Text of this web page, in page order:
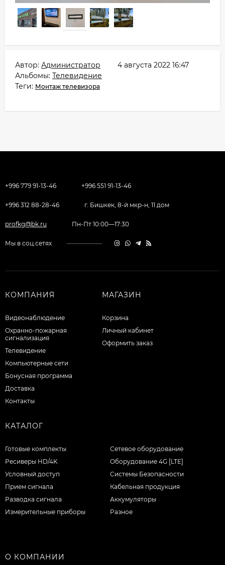
Автор: Администратор
4 августа 2022 16:47
Альбомы: Телевидение
Теги: Монтаж телевизора
+996 779 91-13-46 +996 551 91-13-46
+996 312 88-28-46 г. Бишкек, 8-й мкр-н, 11 дом
profkg@bk.ru Пн-Пт 10:00—17:30
Мы в соц.сетях
КОМПАНИЯ
Видеонаблюдение
Охранно-пожарная
сигнализация
Телевидение
Компьютерные сети
Бонусная программа
Доставка
Контакты
МАГАЗИН
Корзина
Личный кабинет
Оформить заказ
КАТАЛОГ
Готовые комплекты
Ресиверы HD/4K
Условный доступ
Прием сигнала
Разводка сигнала
Измерительные приборы
Сетевое оборудование
Оборудование 4G [LTE]
Системы Безопасности
Кабельная продукция
Аккумуляторы
Разное
О КОМПАНИИ